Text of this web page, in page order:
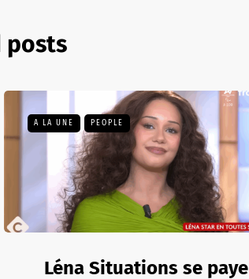
posts
A LA UNE PEOPLE
Léna Situations se paye